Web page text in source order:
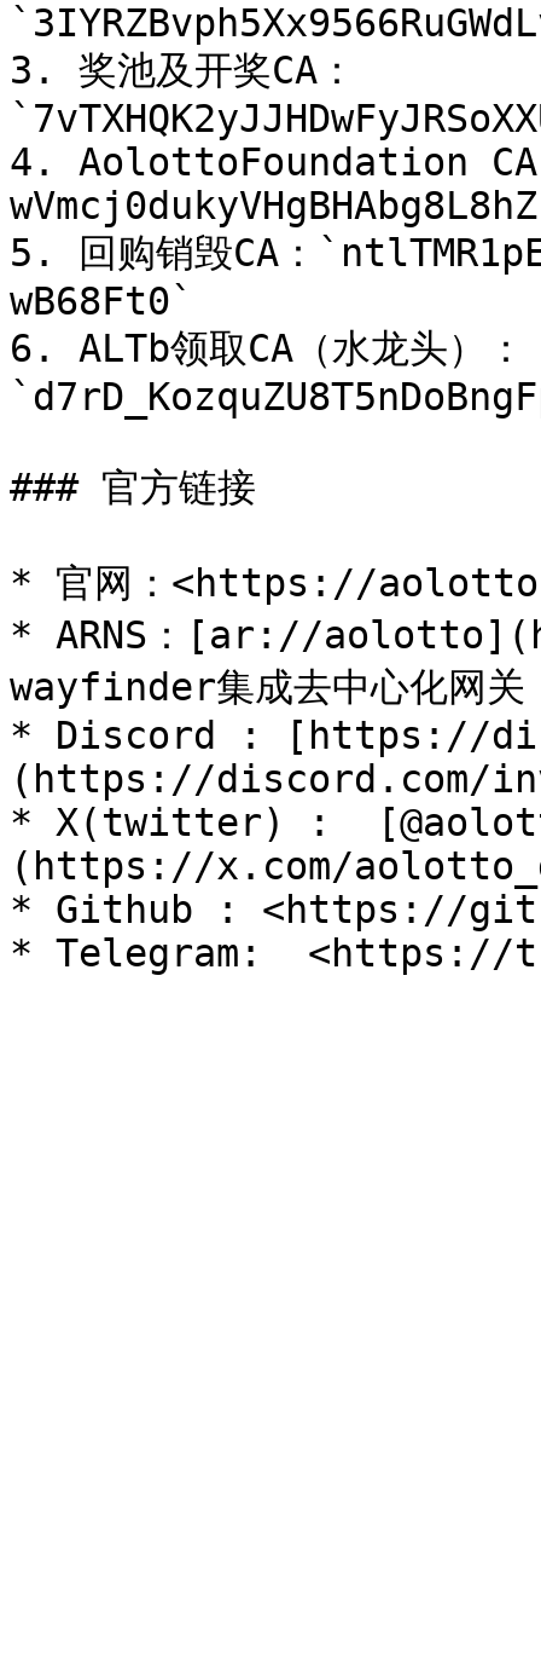
3. 奖池及开奖CA：
4. AolottoFoundation
5. 回购销毁CA：
wB68Ft0`
6. ALTb领取CA（水龙头）：
### 官方链接
* 官网：<https://
* ARNS：[ar://
wayfinder集成去中心化网关
* Discord : [https://
(https://discord.com/
* X(twitter) :
(https://x.com/
* Github : <https://